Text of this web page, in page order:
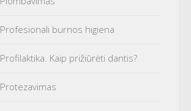
Profesionali burnos higiena
Profilaktika. Kaip prižiūrėti dantis?
Protezavimas